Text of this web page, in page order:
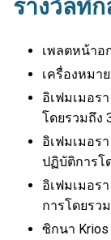
รางวัลที่
เพลตหน้าอ
เครื่องหมา
อิเฟมเมอร
โดยรวมถึง
อิเฟมเมอร
ปฏิบัติการโ
อิเฟมเมอร
การโดยรว
ซิกนา Krios